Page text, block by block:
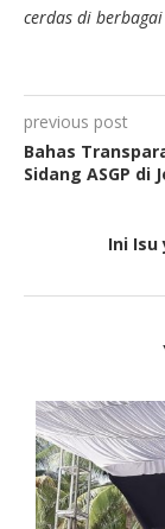
cerdas di
previous post
Bahas
Sidang ASGP di
Ini Isu